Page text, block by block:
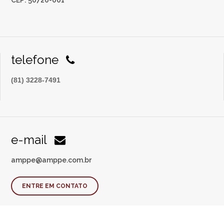
telefone
(81) 3228-7491
e-mail
amppe@amppe.com.br
ENTRE EM CONTATO